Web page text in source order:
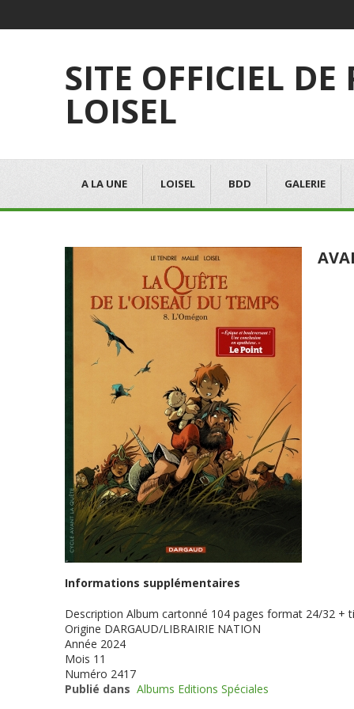
SITE OFFICIEL DE
LOISEL
A LA UNE LOISEL BDD GALERIE
Informations supplémentaires
Description Album cartonné 104 pages format 24/32 +
Origine DARGAUD/LIBRAIRIE NATION
Année 2024
Mois 11
Numéro 2417
Publié dans Albums Editions Spéciales